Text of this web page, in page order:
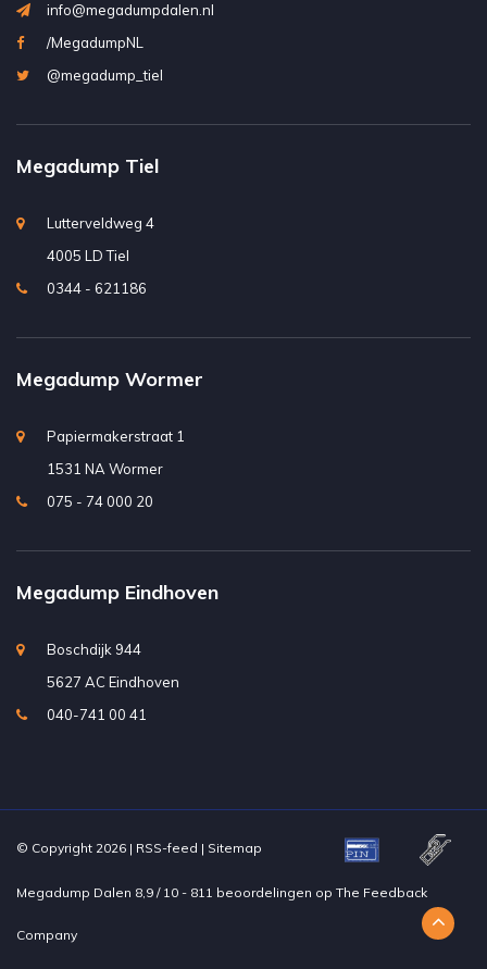
info@megadumpdalen.nl
/MegadumpNL
@megadump_tiel
Megadump Tiel
Lutterveldweg 4
4005 LD Tiel
0344 - 621186
Megadump Wormer
Papiermakerstraat 1
1531 NA Wormer
075 - 74 000 20
Megadump Eindhoven
Boschdijk 944
5627 AC Eindhoven
040-741 00 41
© Copyright 2026 | RSS-feed | Sitemap
Megadump Dalen 8,9 / 10 - 811 beoordelingen op The Feedback
Company